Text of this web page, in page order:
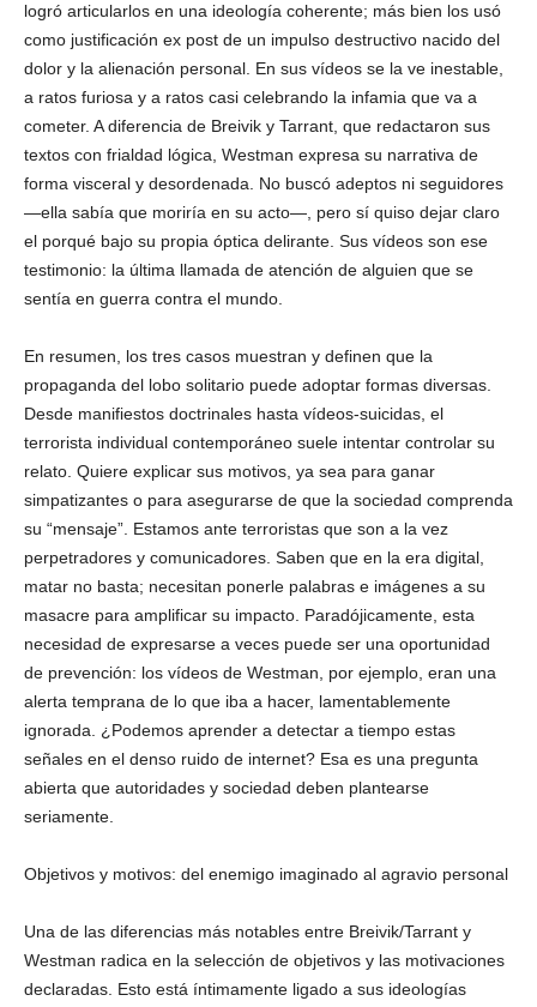
logró articularlos en una ideología coherente; más bien los usó
como justificación ex post de un impulso destructivo nacido del
dolor y la alienación personal. En sus vídeos se la ve inestable,
a ratos furiosa y a ratos casi celebrando la infamia que va a
cometer. A diferencia de Breivik y Tarrant, que redactaron sus
textos con frialdad lógica, Westman expresa su narrativa de
forma visceral y desordenada. No buscó adeptos ni seguidores
—ella sabía que moriría en su acto—, pero sí quiso dejar claro
el porqué bajo su propia óptica delirante. Sus vídeos son ese
testimonio: la última llamada de atención de alguien que se
sentía en guerra contra el mundo.
En resumen, los tres casos muestran y definen que la
propaganda del lobo solitario puede adoptar formas diversas.
Desde manifiestos doctrinales hasta vídeos-suicidas, el
terrorista individual contemporáneo suele intentar controlar su
relato. Quiere explicar sus motivos, ya sea para ganar
simpatizantes o para asegurarse de que la sociedad comprenda
su “mensaje”. Estamos ante terroristas que son a la vez
perpetradores y comunicadores. Saben que en la era digital,
matar no basta; necesitan ponerle palabras e imágenes a su
masacre para amplificar su impacto. Paradójicamente, esta
necesidad de expresarse a veces puede ser una oportunidad
de prevención: los vídeos de Westman, por ejemplo, eran una
alerta temprana de lo que iba a hacer, lamentablemente
ignorada. ¿Podemos aprender a detectar a tiempo estas
señales en el denso ruido de internet? Esa es una pregunta
abierta que autoridades y sociedad deben plantearse
seriamente.
Objetivos y motivos: del enemigo imaginado al agravio personal
Una de las diferencias más notables entre Breivik/Tarrant y
Westman radica en la selección de objetivos y las motivaciones
declaradas. Esto está íntimamente ligado a sus ideologías